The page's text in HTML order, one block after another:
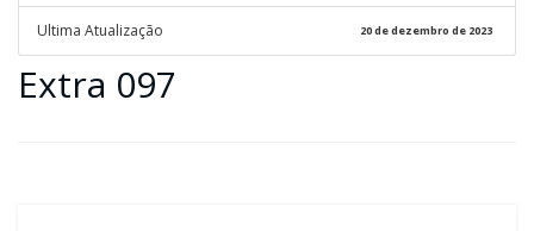
Ultima Atualização 20 de dezembro de 2023
Extra 097